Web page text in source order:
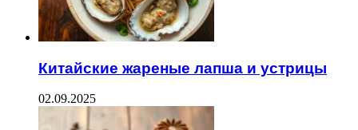
Китайские жареные лапша и устрицы
02.09.2025